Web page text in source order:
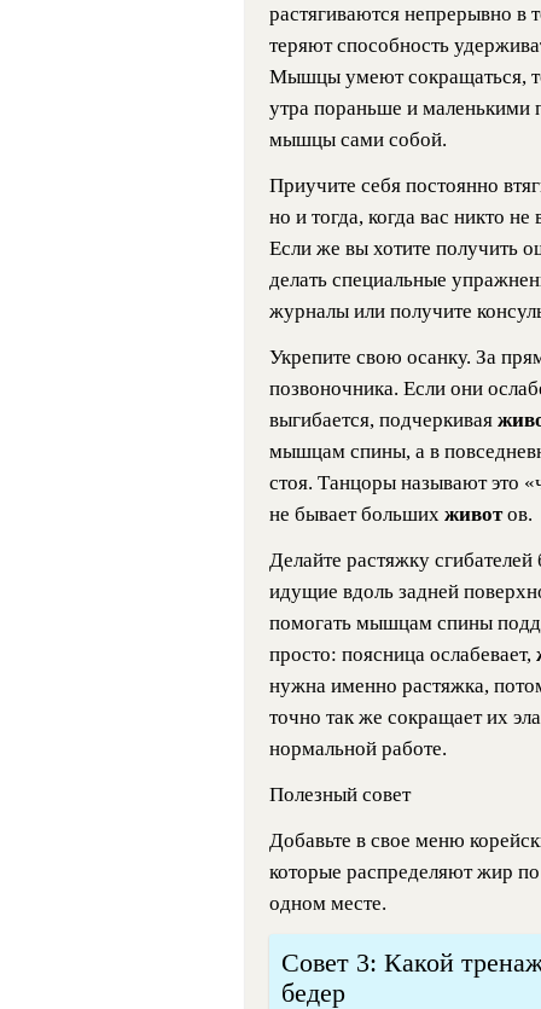
растягиваются непрерывно
теряют способность
Мышцы умеют сокращаться,
утра пораньше и маленькими
мышцы сами собой.
Приучите себя постоянно
но и тогда, когда вас никто
Если же вы хотите получить
делать специальные
журналы или получите
Укрепите свою осанку. За
позвоночника. Если они
выгибается, подчеркивая
мышцам спины, а в
стоя. Танцоры называют это
не бывает больших животов.
Делайте растяжку
идущие вдоль задней
помогать мышцам спины
просто: поясница ослабевает,
нужна именно растяжка,
точно так же сокращает их
нормальной работе.
Полезный совет
Добавьте в свое меню
которые распределяют жир по
одном месте.
Совет 3: Какой
бедер